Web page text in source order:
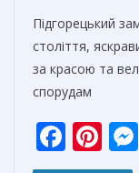
Підгорецький
століття,
за красою та
спорудам
F
ac
Pi
nt